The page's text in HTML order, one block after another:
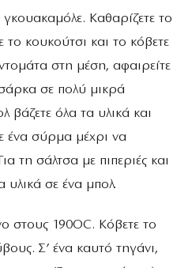
γκουακαμόλε. Καθαρίζετε το
το κουκούτσι και το κόβετε
στη μέση, αφαιρείτε
σε πολύ μικρά
βάζετε όλα τα υλικά και
ένα σύρμα μέχρι να
τη σάλτσα με πιπεριές και
υλικά σε ένα μπολ.
στους 190ΟC. Κόβετε το
Σ’ ένα καυτό τηγάνι,